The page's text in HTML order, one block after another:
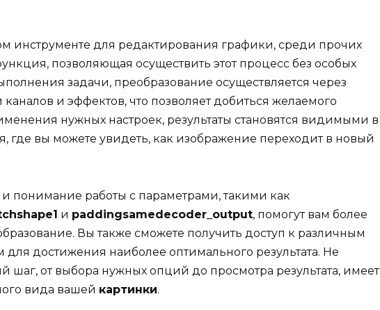
инструменте для редактирования графики, среди прочих
позволяющая осуществить этот процесс без особых
задачи, преобразование осуществляется через
и эффектов, что позволяет добиться желаемого
нужных настроек, результаты становятся видимыми в
где вы можете увидеть, как изображение переходит в новый
понимание работы с параметрами, такими как
и paddingsamedecoder_output, помогут вам более
Вы также сможете получить доступ к различным
достижения наиболее оптимального результата. Не
шаг, от выбора нужных опций до просмотра результата, имеет
вида вашей картинки.